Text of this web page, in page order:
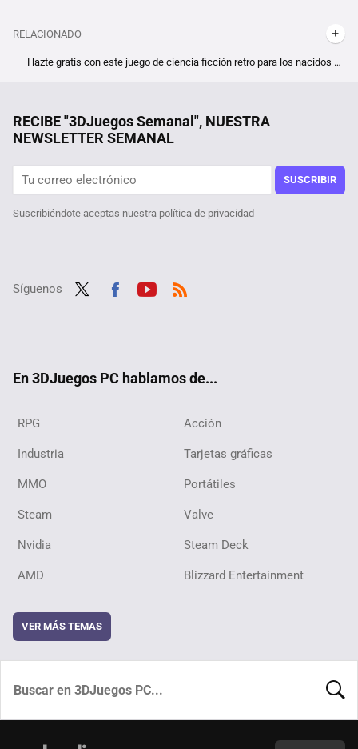
RELACIONADO
Hazte gratis con este juego de ciencia ficción retro para los nacidos o nostálgicos de los 80
RECIBE "3DJuegos Semanal", NUESTRA
NEWSLETTER SEMANAL
SUSCRIBIR
Suscribiéndote aceptas nuestra política de privacidad
Síguenos
En 3DJuegos PC hablamos de...
RPG Acción
Industria Tarjetas gráficas
MMO Portátiles
Steam Valve
Nvidia Steam Deck
AMD Blizzard Entertainment
VER MÁS TEMAS